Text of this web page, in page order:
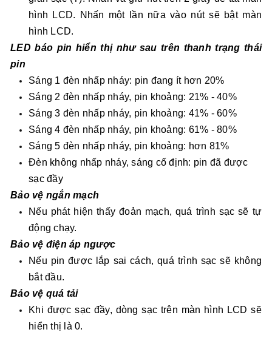
hình LCD. Nhấn một lần nữa vào nút sẽ bật màn
hình LCD.
LED báo pin hiển thị như sau trên thanh trạng thái
pin
Sáng 1 đèn nhấp nháy: pin đang ít hơn 20%
Sáng 2 đèn nhấp nháy, pin khoảng: 21% - 40%
Sáng 3 đèn nhấp nháy, pin khoảng: 41% - 60%
Sáng 4 đèn nhấp nháy, pin khoảng: 61% - 80%
Sáng 5 đèn nhấp nháy, pin khoảng: hơn 81%
Đèn không nhấp nháy, sáng cố định: pin đã được
sạc đầy
Bảo vệ ngắn mạch
Nếu phát hiện thấy đoản mạch, quá trình sạc sẽ tự
động chạy.
Bảo vệ điện áp ngược
Nếu pin được lắp sai cách, quá trình sạc sẽ không
bắt đầu.
Bảo vệ quá tải
Khi được sạc đầy, dòng sạc trên màn hình LCD sẽ
hiển thị là 0.